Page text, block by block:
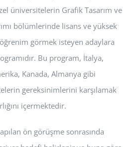
üniversitelerin Grafik Tasarım ve
bölümlerinde lisans ve yüksek
görmek isteyen adaylara
Bu program, İtalya,
Kanada, Almanya gibi
gereksinimlerini karşılamak
içermektedir.
ön görüşme sonrasında